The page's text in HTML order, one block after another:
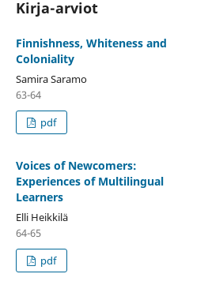
Kirja-arviot
Finnishness, Whiteness and
Coloniality
Samira Saramo
63-64
pdf
Voices of Newcomers:
Experiences of Multilingual
Learners
Elli Heikkilä
64-65
pdf